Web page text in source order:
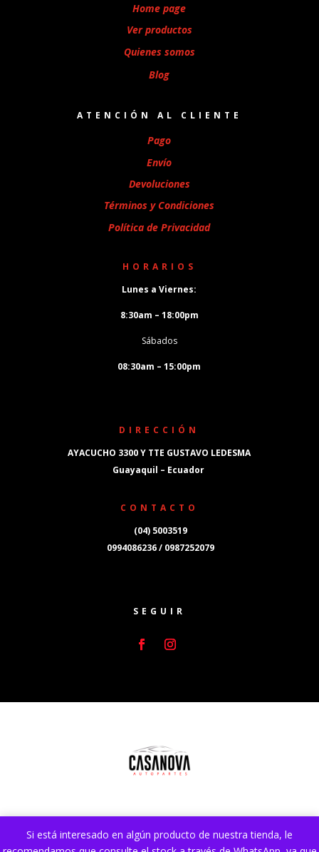
Si está interesado en algún producto de nuestra tienda, le
Home page
Ver productos
Quienes somos
Blog
ATENCIÓN AL CLIENTE
Pago
Envío
Devoluciones
Términos y Condiciones
Política de Privacidad
HORARIOS
Lunes a Viernes:
8:30am – 18:00pm
Sábados
08:30am – 15:00pm
DIRECCIÓN
AYACUCHO 3300 Y TTE GUSTAVO LEDESMA
Guayaquil – Ecuador
CONTACTO
(04) 5003519
0994086236 / 0987252079
SEGUIR
Sitio web desarrollado porLumocai.com. Mejorado y